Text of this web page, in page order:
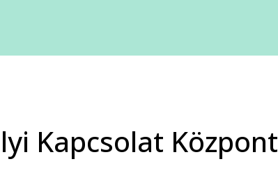
Központ
Kapcsolat Központ